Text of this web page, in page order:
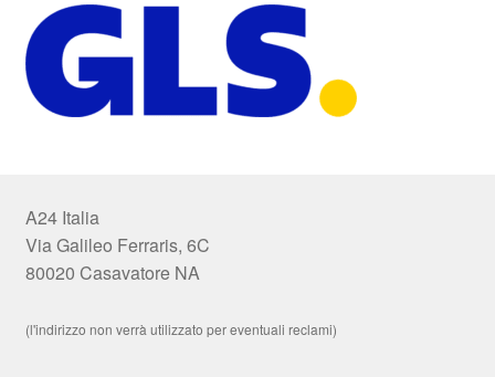
A24 Italia
Via Galileo Ferraris, 6C
80020 Casavatore NA
(l'indirizzo non verrà utilizzato per eventuali reclami)